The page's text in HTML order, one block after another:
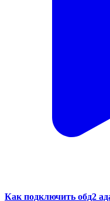
Как подключить обд2